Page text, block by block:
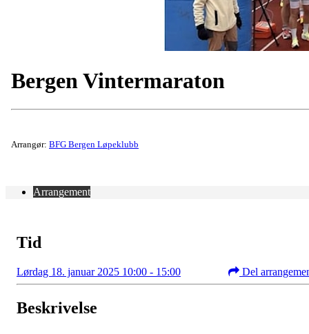
Bergen Vintermaraton
Arrangør: BFG Bergen Løpeklubb
Arrangement
Tid
Lørdag 18. januar 2025 10:00 - 15:00 Del
Beskrivelse